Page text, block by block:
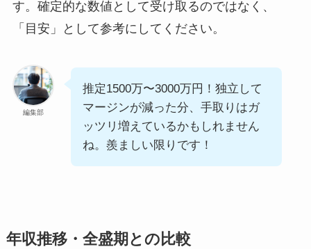
す。確定的な数値として受け取るのではなく、
「目安」として参考にしてください。
編集部
推定1500万〜3000万円！独立して
マージンが減った分、手取りはガ
ッツリ増えているかもしれません
ね。羨ましい限りです！
年収推移・全盛期との比較